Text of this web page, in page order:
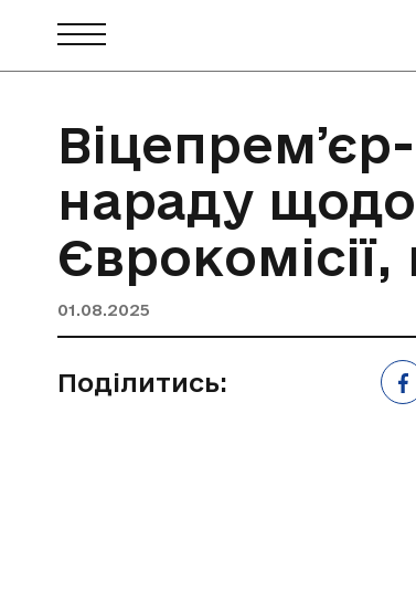
нараду
01.08.2025
Поділитись: